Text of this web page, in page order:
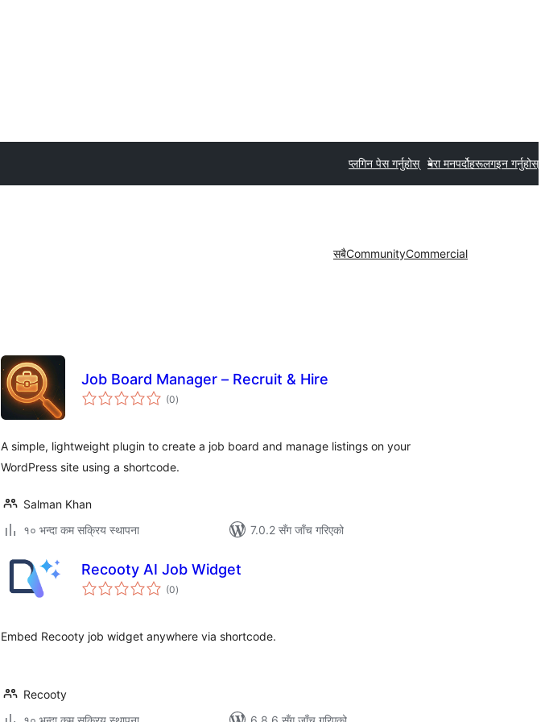
प्लगिन पेस गर्नुहोस् मेरा मनपर्दोहरूलगइन गर्नुहोस्
सबैCommunityCommercial
Job Board Manager – Recruit & Hire
(0कुल
रेटिङ्गहरू
)
A simple, lightweight plugin to create a job board and manage listings on your
WordPress site using a shortcode.
Salman Khan
१० भन्दा कम सक्रिय स्थापना
7.0.2 सँग जाँच गरिएको
Recooty AI Job Widget
(0कुल
रेटिङ्गहरू
)
Embed Recooty job widget anywhere via shortcode.
Recooty